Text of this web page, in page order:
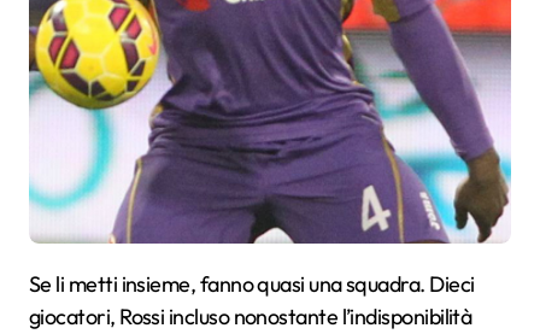
Se li metti insieme, fanno quasi una squadra. Dieci
giocatori, Rossi incluso nonostante l’indisponibilità